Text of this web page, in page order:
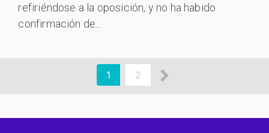
refiriéndose a la oposición, y no ha habido
confirmación de...
Página
actual
1 Page
2
Siguiente